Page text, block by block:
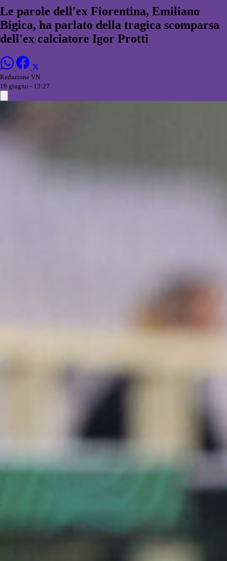
Le parole dell'ex Fiorentina, Emiliano
Bigica, ha parlato della tragica scomparsa
dell'ex calciatore Igor Protti
Redazione VN
19 giugno - 13:27